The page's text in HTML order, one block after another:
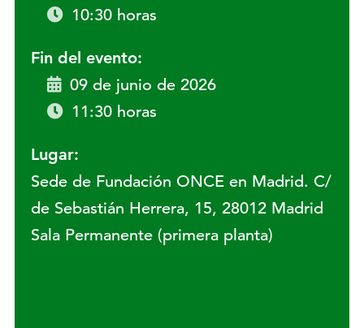
10:30 horas
Fin del evento:
09 de junio de 2026
11:30 horas
Lugar:
Sede de Fundación ONCE en Madrid. C/
de Sebastián Herrera, 15, 28012 Madrid
Sala Permanente (primera planta)